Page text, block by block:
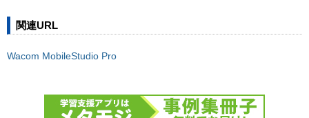
関連URL
Wacom MobileStudio Pro